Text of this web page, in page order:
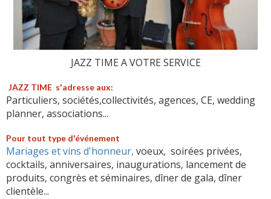
JAZZ TIME A VOTRE SERVICE
JAZZ TIME s'adresse aux:
Particuliers, sociétés,collectivités, agences, CE, wedding
planner, associations...
Pour tout type d'événement
Mariages et vins d'honneur, voeux, soirées privées,
cocktails, anniversaires, inaugurations, lancement de
produits, congrès et séminaires, dîner de gala, dîner
clientèle...